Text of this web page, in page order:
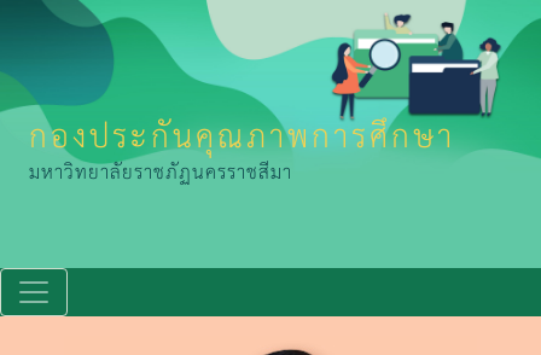
กองประกันคุณภาพการศึกษา
มหาวิทยาลัยราชภัฏนครราชสีมา